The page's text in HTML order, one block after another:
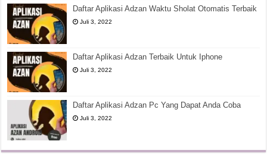
Daftar Aplikasi Adzan Waktu Sholat Otomatis Terbaik
Juli 3, 2022
Daftar Aplikasi Adzan Terbaik Untuk Iphone
Juli 3, 2022
Daftar Aplikasi Adzan Pc Yang Dapat Anda Coba
Juli 3, 2022